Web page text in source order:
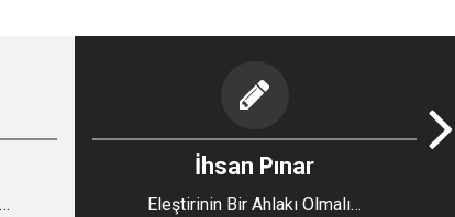
İhsan Pınar
Eleştirinin Bir Ahlakı Olmalı…